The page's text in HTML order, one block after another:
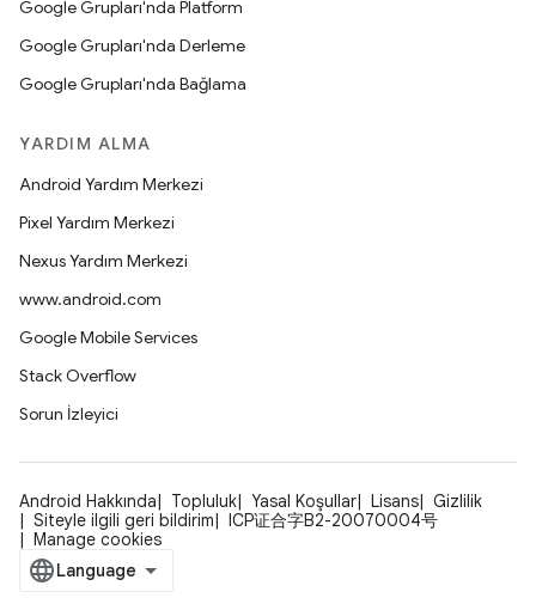
Google Grupları'nda Platform
Google Grupları'nda Derleme
Google Grupları'nda Bağlama
YARDIM ALMA
Android Yardım Merkezi
Pixel Yardım Merkezi
Nexus Yardım Merkezi
www.android.com
Google Mobile Services
Stack Overflow
Sorun İzleyici
Android Hakkında Topluluk Yasal Koşullar Lisans
Gizlilik
Siteyle ilgili geri bildirim
ICP证合字B2-20070004号
Manage cookies